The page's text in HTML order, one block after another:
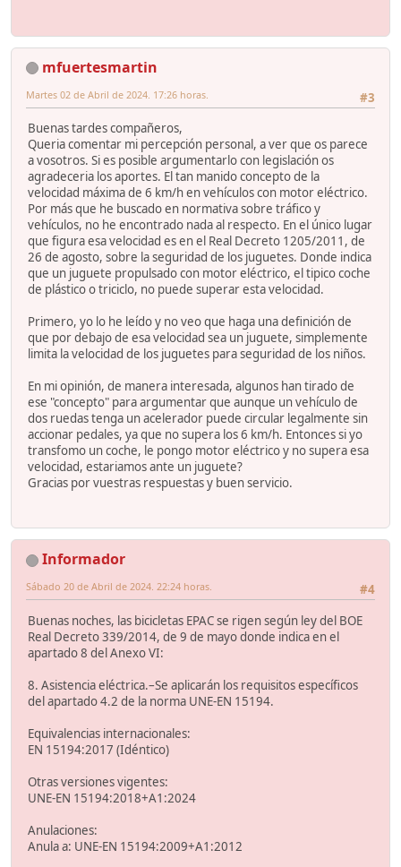
mfuertesmartin
#3
Martes 02 de Abril de 2024. 17:26 horas.
Buenas tardes compañeros,
Queria comentar mi percepción personal, a ver que os parece
a vosotros. Si es posible argumentarlo con legislación os
agradeceria los aportes. El tan manido concepto de la
velocidad máxima de 6 km/h en vehículos con motor eléctrico.
Por más que he buscado en normativa sobre tráfico y
vehículos, no he encontrado nada al respecto. En el único lugar
que figura esa velocidad es en el Real Decreto 1205/2011, de
26 de agosto, sobre la seguridad de los juguetes. Donde indica
que un juguete propulsado con motor eléctrico, el tipico coche
de plástico o triciclo, no puede superar esta velocidad.
Primero, yo lo he leído y no veo que haga una definición de
que por debajo de esa velocidad sea un juguete, simplemente
limita la velocidad de los juguetes para seguridad de los niños.
En mi opinión, de manera interesada, algunos han tirado de
ese "concepto" para argumentar que aunque un vehículo de
dos ruedas tenga un acelerador puede circular legalmente sin
accionar pedales, ya que no supera los 6 km/h. Entonces si yo
transfomo un coche, le pongo motor eléctrico y no supera esa
velocidad, estariamos ante un juguete?
Gracias por vuestras respuestas y buen servicio.
Informador
#4
Sábado 20 de Abril de 2024. 22:24 horas.
Buenas noches, las bicicletas EPAC se rigen según ley del BOE
Real Decreto 339/2014, de 9 de mayo donde indica en el
apartado 8 del Anexo VI:
8. Asistencia eléctrica.–Se aplicarán los requisitos específicos
del apartado 4.2 de la norma UNE-EN 15194.
Equivalencias internacionales:
EN 15194:2017 (Idéntico)
Otras versiones vigentes:
UNE-EN 15194:2018+A1:2024
Anulaciones:
Anula a: UNE-EN 15194:2009+A1:2012